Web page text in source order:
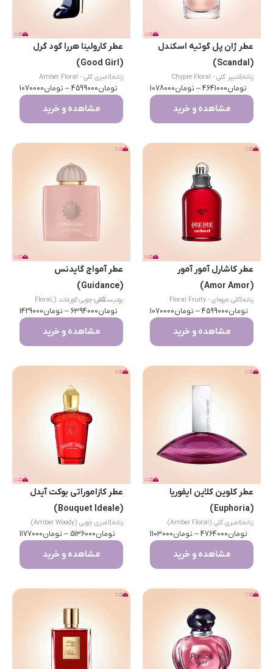
عطر ژان پل گوتیه اسکندل
(Scandal)
زنانه شیپر گلی - Chypre Floral
تومان4641000
– تومان1078000
مشاهده و خرید
عطر کارولینا هررا گود گرل
(Good Girl)
زنانه امبری گلی - Amber Floral
تومان4599000
– تومان1070000
مشاهده و خرید
عطر کاشارل آمور آمور
(Amor Amor)
زنانه گلی میوه‌ای - Floral Fruity
تومان4599000
– تومان1070000
مشاهده و خرید
عطر آمواج گایدنس
(Guidance)
یونیسکس
|
گلی-چوبی-گورماند (Floral,
Woody, Gourmand)تومان6394000
– تومان1429000
مشاهده و خرید
عطر کلوین کلاین ایفوریا
(Euphoria)
زنانه امبری گلی (Amber Floral)
تومان4764000
– تومان1103000
مشاهده و خرید
عطر کازاموراتی بوکت آیدل
(Bouquet Ideale)
زنانه امبری چوبی (Amber Woody)
تومان5136000
– تومان1177000
مشاهده و خرید